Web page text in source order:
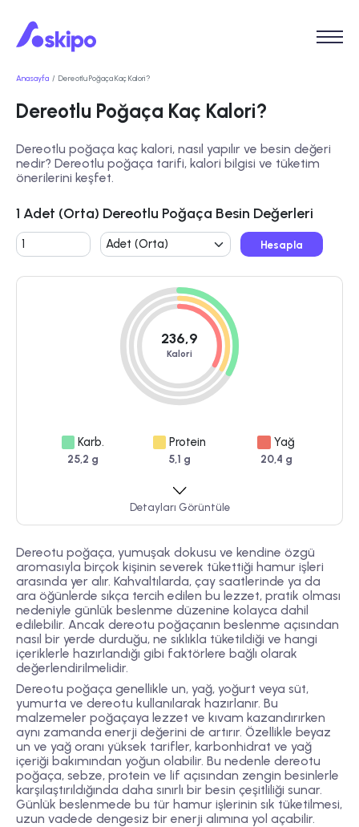
Anasayfa Dereotlu Poğaça Kaç Kalori?
Dereotlu Poğaça Kaç Kalori?
Dereotlu poğaça kaç kalori, nasıl yapılır ve besin değeri
nedir? Dereotlu poğaça tarifi, kalori bilgisi ve tüketim
önerilerini keşfet.
1 Adet (Orta) Dereotlu Poğaça Besin Değerleri
Hesapla
236,9
Kalori
Karb.
25,2 g
Protein
5,1 g
Yağ
20,4 g
Detayları Görüntüle
Dereotu poğaça, yumuşak dokusu ve kendine özgü
aromasıyla birçok kişinin severek tükettiği hamur işleri
arasında yer alır. Kahvaltılarda, çay saatlerinde ya da
ara öğünlerde sıkça tercih edilen bu lezzet, pratik olması
nedeniyle günlük beslenme düzenine kolayca dahil
edilebilir. Ancak dereotu poğaçanın beslenme açısından
nasıl bir yerde durduğu, ne sıklıkla tüketildiği ve hangi
içeriklerle hazırlandığı gibi faktörlere bağlı olarak
değerlendirilmelidir.
Dereotu poğaça genellikle un, yağ, yoğurt veya süt,
yumurta ve dereotu kullanılarak hazırlanır. Bu
malzemeler poğaçaya lezzet ve kıvam kazandırırken
aynı zamanda enerji değerini de artırır. Özellikle beyaz
un ve yağ oranı yüksek tarifler, karbonhidrat ve yağ
içeriği bakımından yoğun olabilir. Bu nedenle dereotu
poğaça, sebze, protein ve lif açısından zengin besinlerle
karşılaştırıldığında daha sınırlı bir besin çeşitliliği sunar.
Günlük beslenmede bu tür hamur işlerinin sık tüketilmesi,
uzun vadede dengesiz bir enerji alımına yol açabilir.